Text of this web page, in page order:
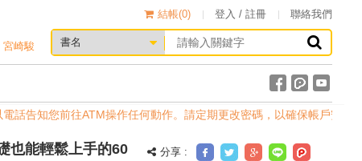
結帳(0) 登入 / 註冊 聯絡我們
宮崎駿
前往ATM操作任何動作。請定期更改密碼，以確保帳戶安全。
也能輕鬆上手的60
分享 :